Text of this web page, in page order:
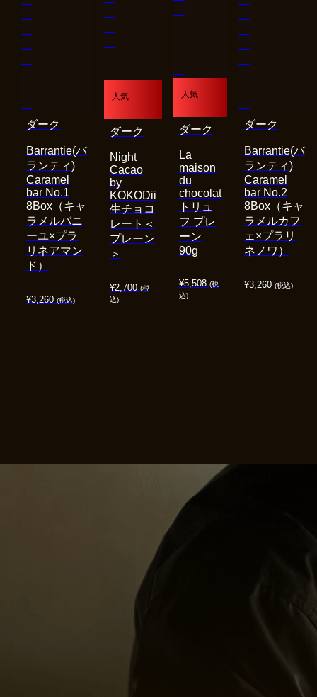
¥3,260 (税込)
Barrantie(バ
ランティ)
Caramel
bar No.1
8Box（キャ
ラメルバニ
ーユ×プラ
リネアマン
ド）
ダーク
人気
¥2,700 (税
込)
Night
Cacao
by
KOKODii
生チョコ
レート＜
プレーン
＞
ダーク
人気
¥5,508 (税
込)
La
maison
du
chocolat
トリュ
フ プレ
ーン
90g
ダーク
¥3,260 (税込)
Barrantie(バ
ランティ)
Caramel
bar No.2
8Box（キャ
ラメルカフ
ェ×プラリ
ネノワ）
ダーク